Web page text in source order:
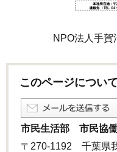
NPO法人手賀
このページについ
市民生活部 市民協
〒270-1192 千葉県